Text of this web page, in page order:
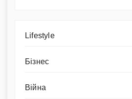
Lifestyle
Бізнес
Війна